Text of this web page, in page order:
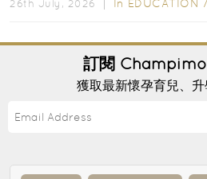
26th July, 2026 ｜ In EDUCATION /
訂閱
獲取最新懷孕育兒、